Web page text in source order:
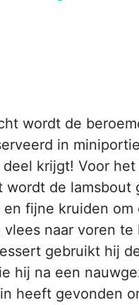
wordt de
in
krijgt! Voor het
wordt de lamsbout
fijne kruiden om
vlees naar voren te
gebruikt hij
hij na een
heeft gevonden